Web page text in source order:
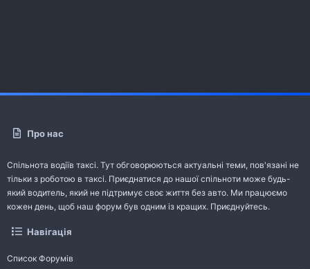
Про нас
Спільнота водіїв таксі. Тут обговорюються актуальні теми, пов'язані не
тільки з роботою в таксі. Приєднатися до нашої спільноти може будь-
який водитель, який не підтримує своє життя без авто. Ми працюємо
кожен день, щоб наш форум був одним із кращих. Приєднуйтесь.
Навігація
Список Форумів